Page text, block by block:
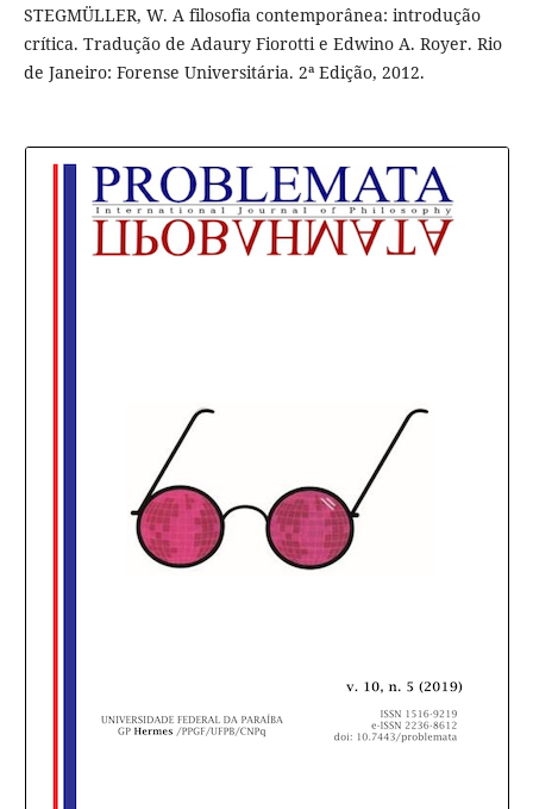
STEGMÜLLER, W. A filosofia contemporânea: introdução
crítica. Tradução de Adaury Fiorotti e Edwino A. Royer. Rio
de Janeiro: Forense Universitária. 2ª Edição, 2012.